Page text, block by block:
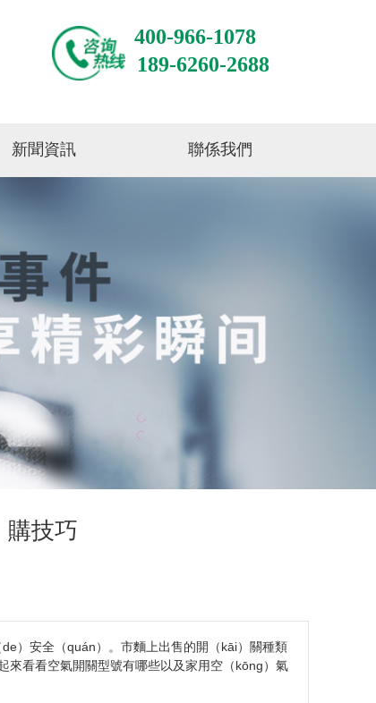
400-966-1078
189-6260-2688
新聞資訊 聯係我們
購技巧
）安全（quán）。市麵上出售的開（kāi）關種類
來看看空氣開關型號有哪些以及家用空（kōng）氣